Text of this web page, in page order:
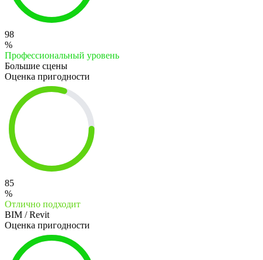
98
%
Профессиональный уровень
Большие сцены
Оценка пригодности
85
%
Отлично подходит
BIM / Revit
Оценка пригодности